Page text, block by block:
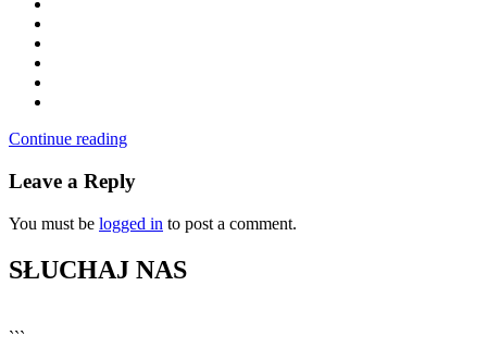
Continue reading
Leave a Reply
You must be logged in to post a comment.
SŁUCHAJ NAS
```